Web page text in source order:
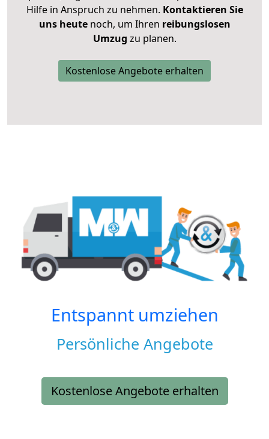
Hilfe in Anspruch zu nehmen. Kontaktieren Sie
uns heutenoch, um Ihren reibungslosen
Umzug zu planen.
Kostenlose Angebote erhalten
Entspannt umziehen
Persönliche Angebote
Kostenlose Angebote erhalten